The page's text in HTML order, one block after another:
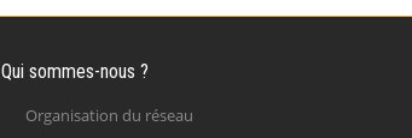
Qui sommes-nous ?
Organisation du réseau